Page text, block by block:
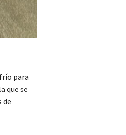
para
que se
de